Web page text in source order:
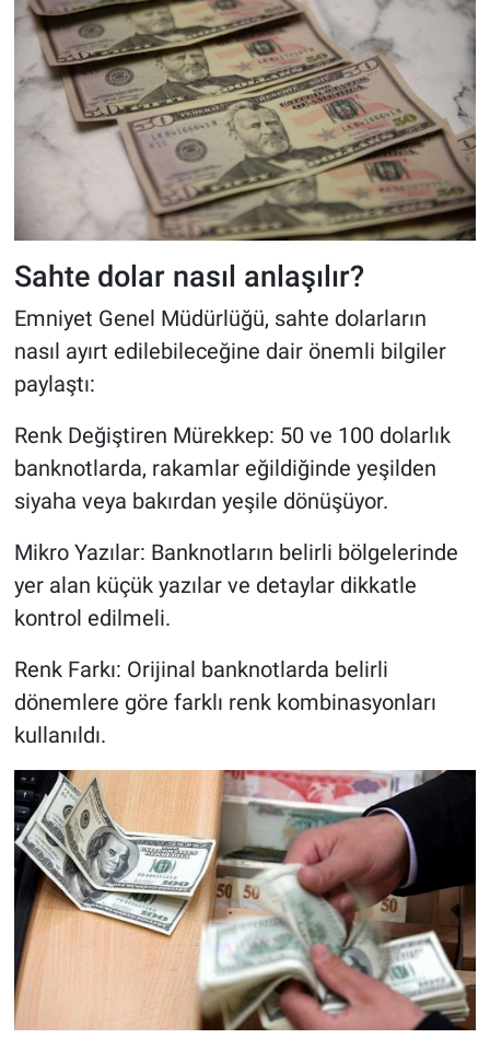
Sahte dolar nasıl anlaşılır?
Emniyet Genel Müdürlüğü, sahte dolarların
nasıl ayırt edilebileceğine dair önemli bilgiler
paylaştı:
Renk Değiştiren Mürekkep: 50 ve 100 dolarlık
banknotlarda, rakamlar eğildiğinde yeşilden
siyaha veya bakırdan yeşile dönüşüyor.
Mikro Yazılar: Banknotların belirli bölgelerinde
yer alan küçük yazılar ve detaylar dikkatle
kontrol edilmeli.
Renk Farkı: Orijinal banknotlarda belirli
dönemlere göre farklı renk kombinasyonları
kullanıldı.